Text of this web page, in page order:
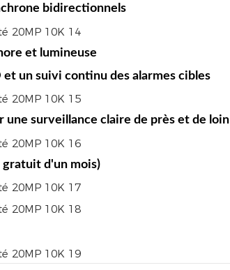
bidirectionnels
et lumineuse
un suivi continu des alarmes cibles
surveillance claire de près et de loin
gratuit d'un mois)